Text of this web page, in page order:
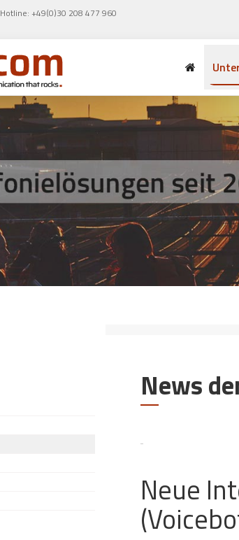
Hotline: +49(0)30 208 477 960
News
Neue